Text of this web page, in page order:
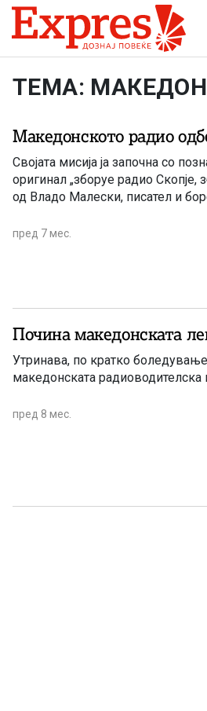
Skip to content
ТЕМА:
Македонското радио
Својата мисија ја започна со
оригинал „зборуе радио Скопје,
од Владо Малески, писател и
пред 7 мес.
Почина македонската
Утринава, по кратко
македонската
пред 8 мес.